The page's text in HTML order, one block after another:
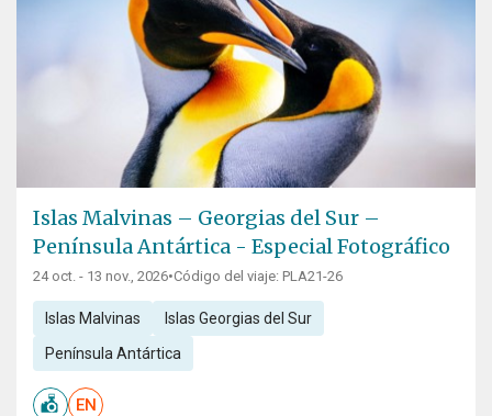
Islas Malvinas – Georgias del Sur –
Península Antártica - Especial Fotográfico
24 oct. - 13 nov., 2026•Código del viaje: PLA21-26
Islas Malvinas Islas Georgias del Sur
Península Antártica
EN